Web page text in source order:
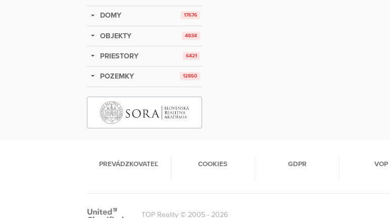
DOMY 17676
OBJEKTY 4834
PRIESTORY 6421
POZEMKY 12850
PREVÁDZKOVATEĽ COOKIES GDPR VOP
TOP Reality © 2005 - 2026